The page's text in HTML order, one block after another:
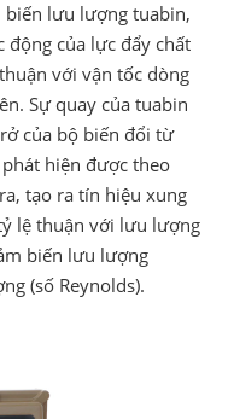
biến lưu lượng tuabin,
của lực đẩy chất
với vận tốc dòng
Sự quay của tuabin
của bộ biến đổi từ
hiện được theo
tạo ra tín hiệu xung
lệ thuận với lưu lượng
biến lưu lượng
(số Reynolds).